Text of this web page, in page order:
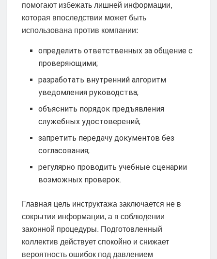
помогают избежать лишней информации,
которая впоследствии может быть
использована против компании:
определить ответственных за общение с
проверяющими;
разработать внутренний алгоритм
уведомления руководства;
объяснить порядок предъявления
служебных удостоверений;
запретить передачу документов без
согласования;
регулярно проводить учебные сценарии
возможных проверок.
Главная цель инструктажа заключается не в
сокрытии информации, а в соблюдении
законной процедуры. Подготовленный
коллектив действует спокойно и снижает
вероятность ошибок под давлением